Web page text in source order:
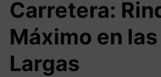
Carretera:
Máximo en
Largas